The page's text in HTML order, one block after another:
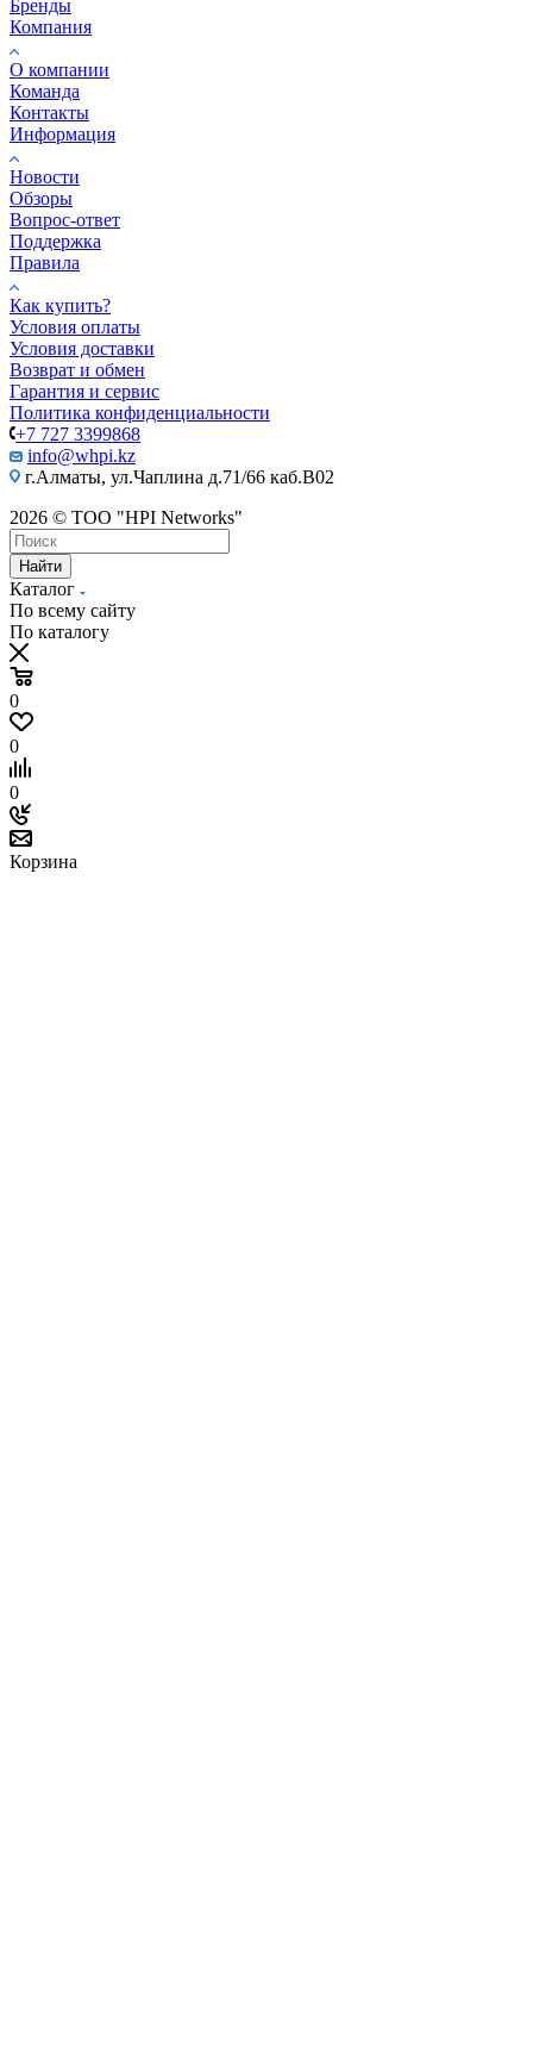
Бренды
Компания
О компании
Команда
Контакты
Информация
Новости
Обзоры
Вопрос-ответ
Поддержка
Правила
Как купить?
Условия оплаты
Условия доставки
Возврат и обмен
Гарантия и сервис
Политика конфиденциальности
+7 727 3399868
info@whpi.kz
г.Алматы, ул.Чаплина д.71/66 каб.B02
2026 © ТОО "HPI Networks"
Найти
Каталог
По всему сайту
По каталогу
0
0
0
Корзина